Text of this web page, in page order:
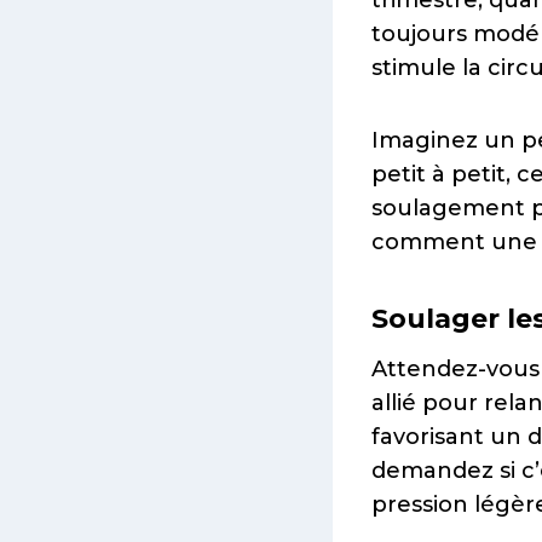
toujours
stimule la
Imaginez un
petit à petit,
soulagement
comment une
Soulager
Attendez-
allié pour
favorisant un
demandez si
pression